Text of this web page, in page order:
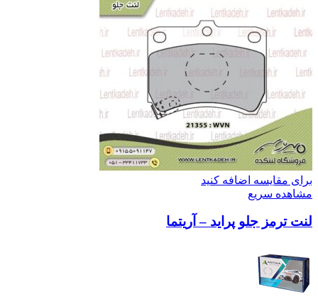
برای مقایسه اضافه کنید
مشاهده سریع
لنت ترمز جلو پراید – آریتما